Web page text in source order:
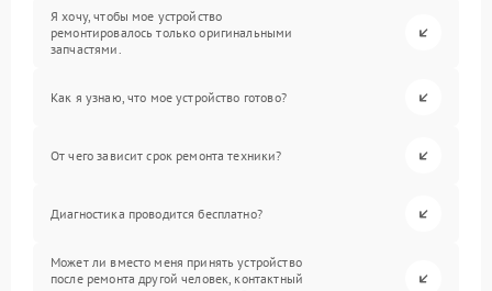
Я хочу, чтобы мое устройство
ремонтировалось только оригинальными
запчастями.
Как я узнаю, что мое устройство готово?
От чего зависит срок ремонта техники?
Диагностика проводится бесплатно?
Может ли вместо меня принять устройство
после ремонта другой человек, контактный